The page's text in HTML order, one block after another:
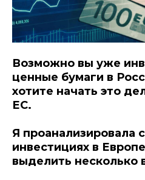
Возможно вы уже
ценные бумаги в
хотите начать это
ЕС.
Я проанализировала
инвестициях в
выделить несколько